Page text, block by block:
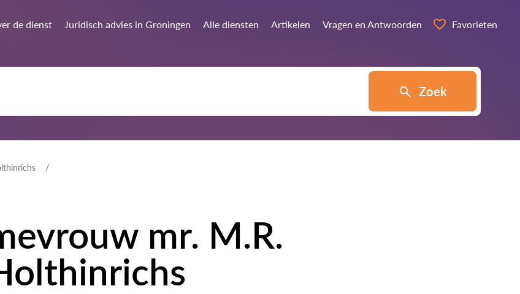
de dienst Juridisch advies in Groningen Alle diensten Artikelen Vragen en Antwoorden Favorieten
Zoek
mr. M.R.